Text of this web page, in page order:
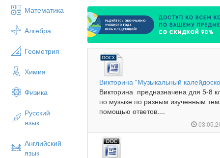
Математика
Алгебра
Геометрия
Химия
Физика
Русский
язык
Английский
язык
Викторина "Музыкальный
Викторина предназначена для 5-8
по музыке по разным изученным
помощью ответов....